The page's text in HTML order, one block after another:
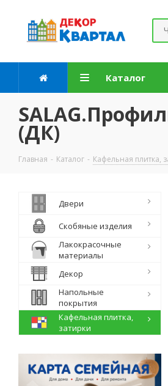
Каталог
(ДК)
Главная - Каталог - Кафельная плитка,
Двери
Скобяные изделия
Лакокрасочные
материалы
Декор
Напольные
покрытия
Кафельная плитка,
затирки